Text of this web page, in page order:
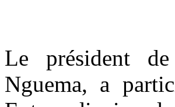
Le président
Nguema, a